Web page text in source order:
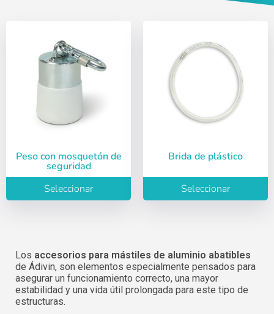
Peso con mosquetón de
seguridad
Seleccionar
Brida de plástico
Seleccionar
Los accesorios para mástiles de aluminio abatibles
de Ádivin, son elementos especialmente pensados para
asegurar un funcionamiento correcto, una mayor
estabilidad y una vida útil prolongada para este tipo de
estructuras.